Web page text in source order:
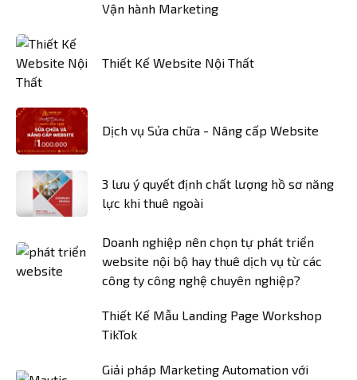
Vận hành Marketing
Thiết Kế Website Nội Thất
Dịch vụ Sửa chữa - Nâng cấp Website
3 lưu ý quyết định chất lượng hồ sơ năng
lực khi thuê ngoài
Doanh nghiệp nên chọn tự phát triển
website nội bộ hay thuê dịch vụ từ các
công ty công nghệ chuyên nghiệp?
Thiết Kế Mẫu Landing Page Workshop
TikTok
Giải pháp Marketing Automation với